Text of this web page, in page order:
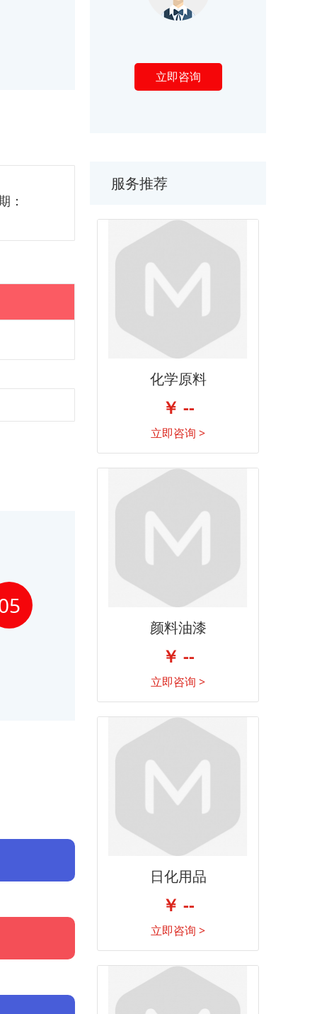
：
立即咨询
服务推荐
化学原料
￥ --
立即咨询 >
颜料油漆
￥ --
立即咨询 >
日化用品
￥ --
立即咨询 >